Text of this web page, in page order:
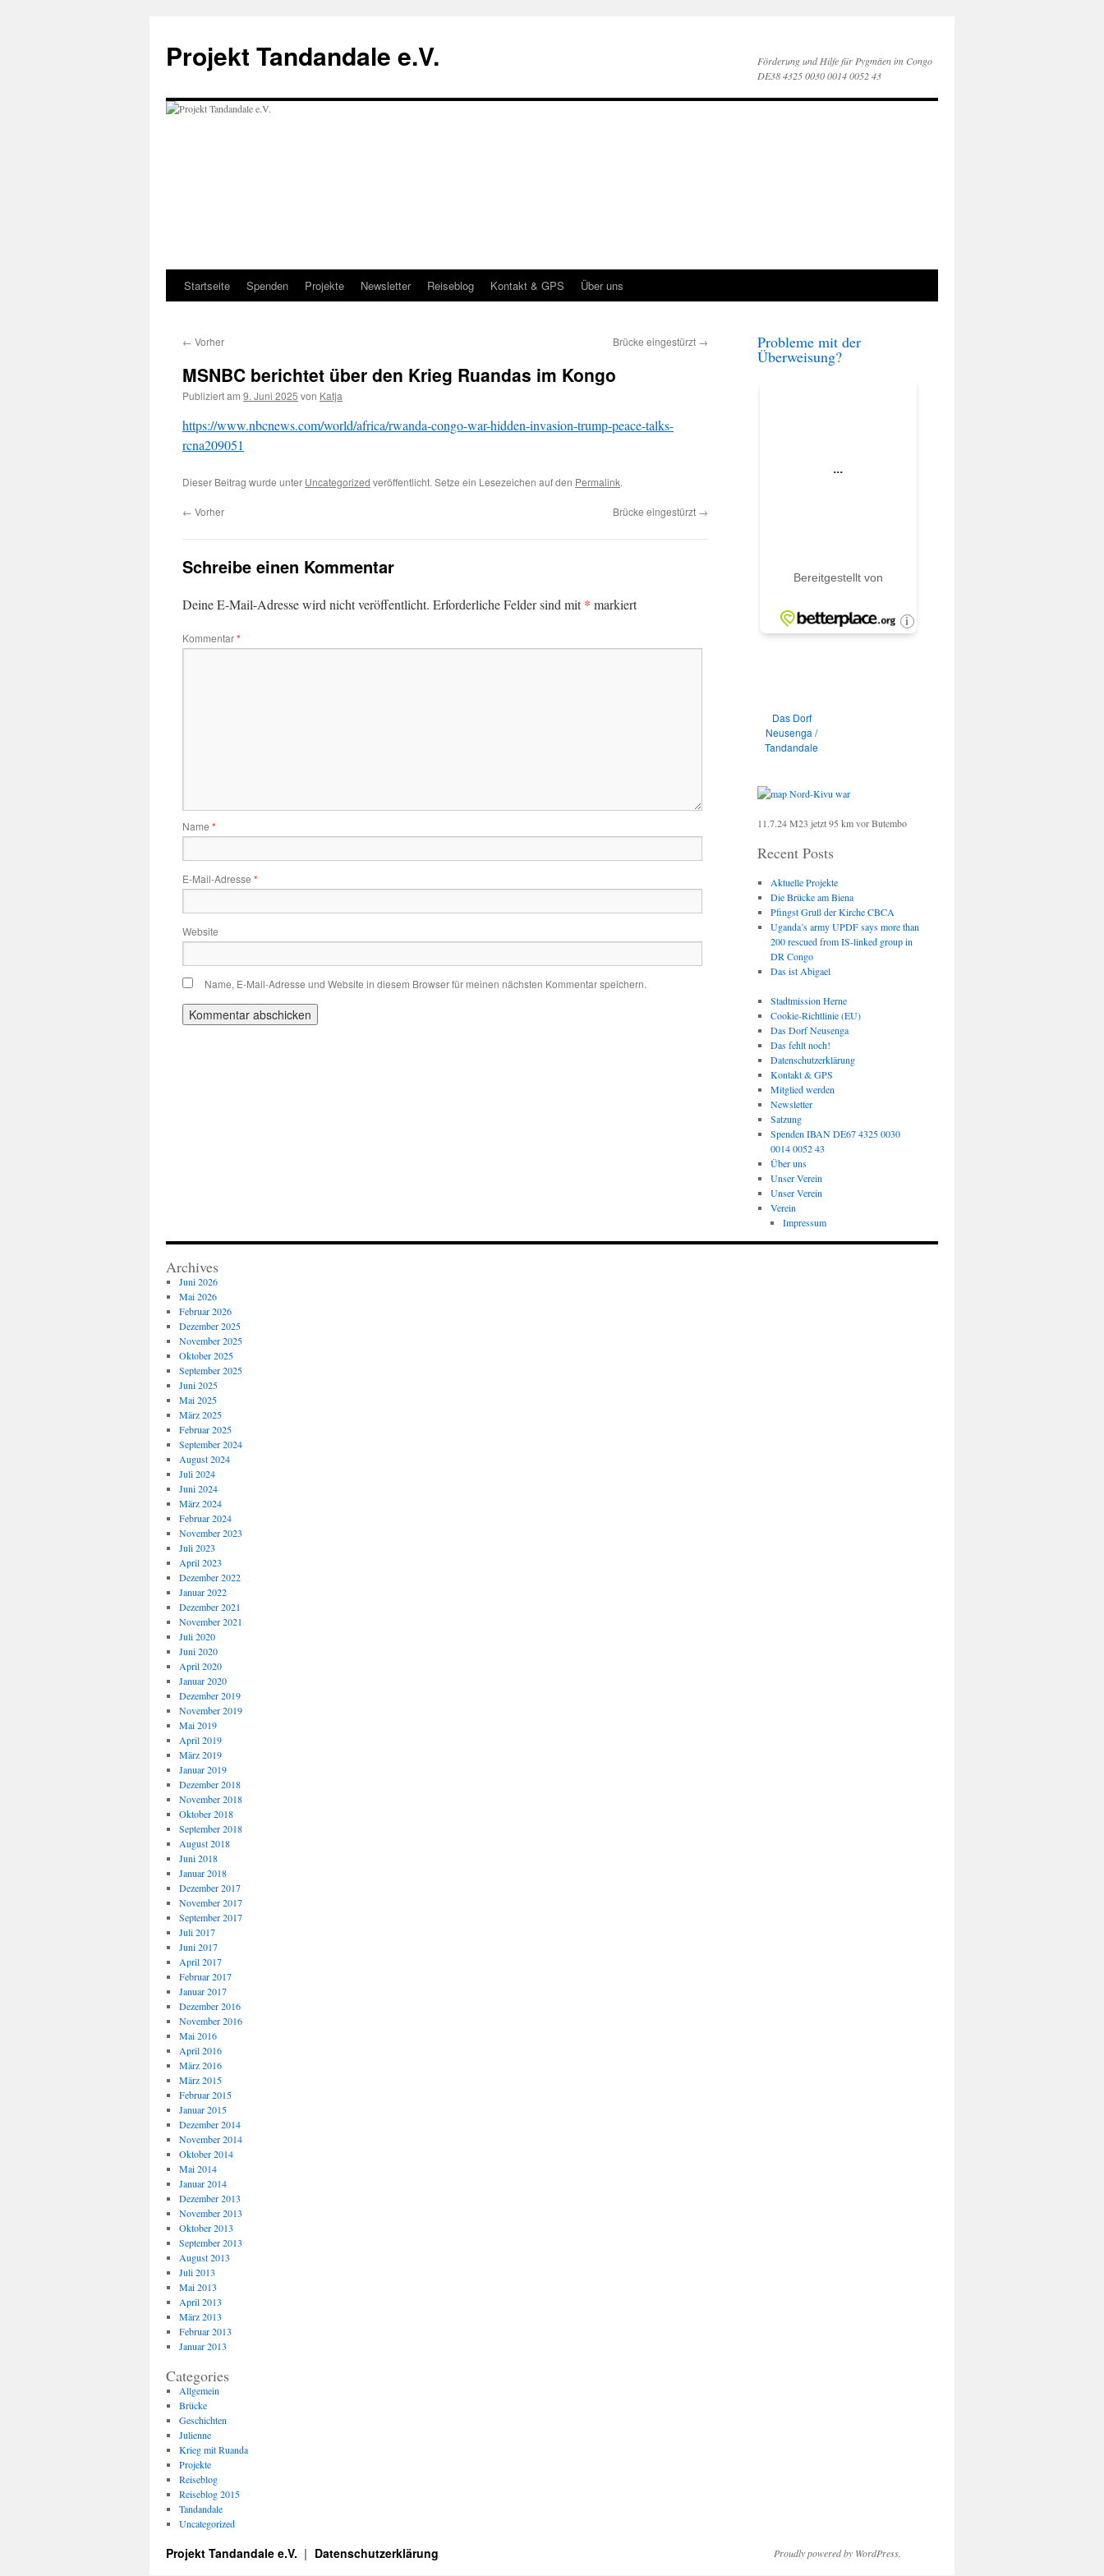
Projekt Tandandale e.V.
Förderung und Hilfe für Pygmäen im Congo
DE38 4325 0030 0014 0052 43
Zum
springen
Startseite Spenden Projekte Newsletter Reiseblog Kontakt & GPS Über uns
← Vorher Brücke eingestürzt →
MSNBC berichtet über den Krieg Ruandas im Kongo
Publiziert am 9. Juni 2025 von Katja
https://www.nbcnews.com/world/africa/rwanda-congo-war-hidden-invasion-trump-peace-talks-
rcna209051
Dieser Beitrag wurde unter Uncategorized veröffentlicht. Setze ein Lesezeichen auf den Permalink.
← Vorher Brücke eingestürzt →
Schreibe einen Kommentar
Deine E-Mail-Adresse wird nicht veröffentlicht. Erforderliche Felder sind mit* markiert
Kommentar*
Name *
E-Mail-Adresse *
Website
Name, E-Mail-Adresse und Website in diesem Browser für meinen nächsten Kommentar speichern.
Probleme mit der
Überweisung?
Das Dorf
Neusenga /
Tandandale
11.7.24 M23 jetzt 95 km vor Butembo
Recent Posts
Aktuelle Projekte
Die Brücke am Biena
Pfingst Gruß der Kirche CBCA
Uganda’s army UPDF says more than
200 rescued from IS-linked group in
DR Congo
Das ist Abigael
Stadtmission Herne
Cookie-Richtlinie (EU)
Das Dorf Neusenga
Das fehlt noch!
Datenschutzerklärung
Kontakt & GPS
Mitglied werden
Newsletter
Satzung
Spenden IBAN DE67 4325 0030
0014 0052 43
Über uns
Unser Verein
Unser Verein
Verein
Impressum
Archives
Juni 2026
Mai 2026
Februar 2026
Dezember 2025
November 2025
Oktober 2025
September 2025
Juni 2025
Mai 2025
März 2025
Februar 2025
September 2024
August 2024
Juli 2024
Juni 2024
März 2024
Februar 2024
November 2023
Juli 2023
April 2023
Dezember 2022
Januar 2022
Dezember 2021
November 2021
Juli 2020
Juni 2020
April 2020
Januar 2020
Dezember 2019
November 2019
Mai 2019
April 2019
März 2019
Januar 2019
Dezember 2018
November 2018
Oktober 2018
September 2018
August 2018
Juni 2018
Januar 2018
Dezember 2017
November 2017
September 2017
Juli 2017
Juni 2017
April 2017
Februar 2017
Januar 2017
Dezember 2016
November 2016
Mai 2016
April 2016
März 2016
März 2015
Februar 2015
Januar 2015
Dezember 2014
November 2014
Oktober 2014
Mai 2014
Januar 2014
Dezember 2013
November 2013
Oktober 2013
September 2013
August 2013
Juli 2013
Mai 2013
April 2013
März 2013
Februar 2013
Januar 2013
Categories
Allgemein
Brücke
Geschichten
Julienne
Krieg mit Ruanda
Projekte
Reiseblog
Reiseblog 2015
Tandandale
Uncategorized
Projekt Tandandale e.V. Datenschutzerklärung Proudly powered by WordPress.